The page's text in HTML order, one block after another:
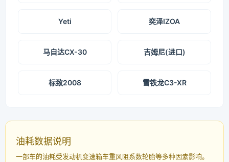
Yeti 奕泽IZOA
马自达CX-30 吉姆尼(进口)
标致2008 雪铁龙C3-XR
油耗数据说明
一部车的油耗受发动机变速箱车重风阻系数轮胎等多种因素影响。